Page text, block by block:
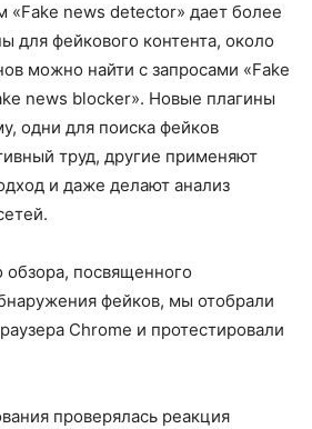
«Fake news detector» дает более
для фейкового контента, около
можно найти с запросами «Fake
news blocker». Новые плагины
одни для поиска фейков
труд, другие применяют
и даже делают анализ
посвященного
фейков, мы отобрали
Chrome и протестировали
проверялась реакция